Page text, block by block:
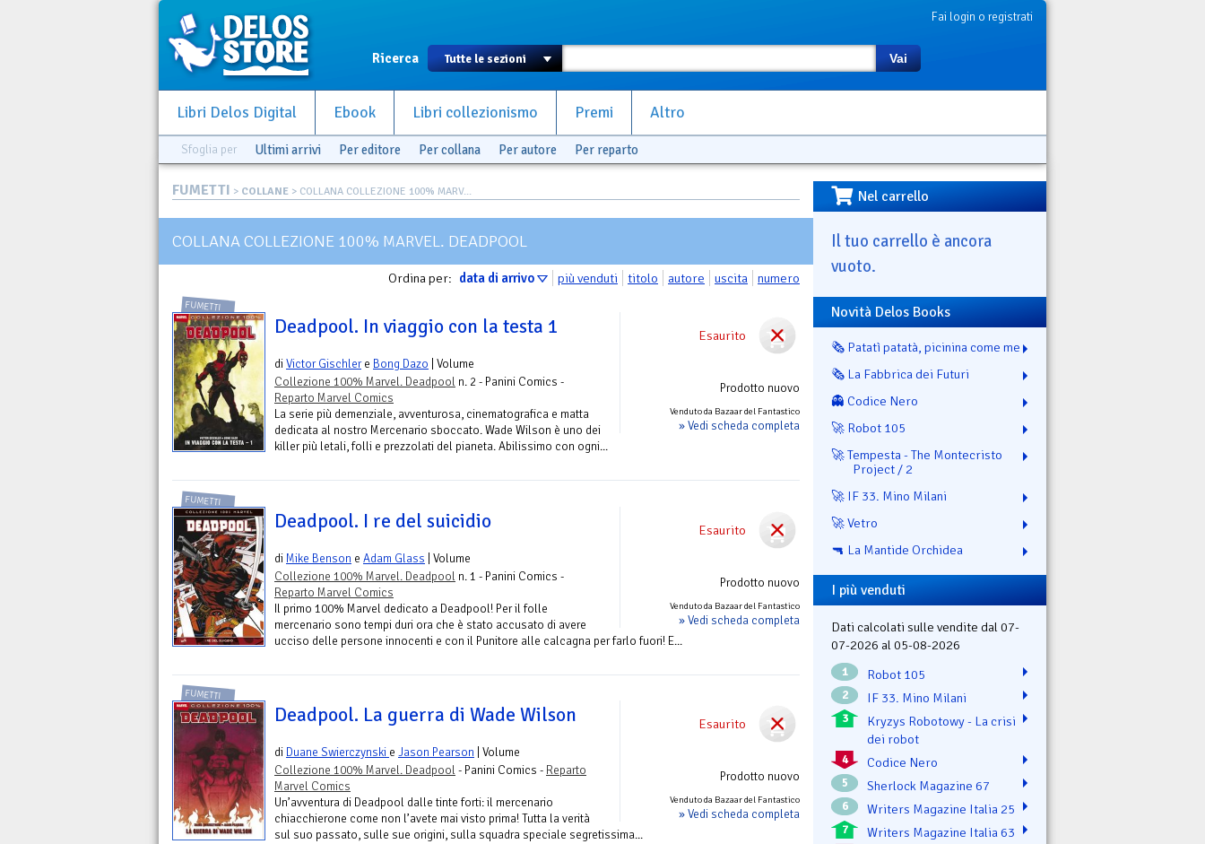
Fai login o registrati
Ricerca Vai
Libri Delos Digital Ebook Libri collezionismo Premi Altro
Sfoglia per Ultimi arrivi Per editore Per collana Per autore Per reparto
FUMETTI > COLLANE > COLLANA COLLEZIONE 100% MARV...
COLLANA COLLEZIONE 100% MARVEL. DEADPOOL
Ordina per: data di arrivo più venduti titolo autore uscita numero
Esaurito
Prodotto nuovo
Venduto da Bazaar del Fantastico
» Vedi scheda completa
FUMETTI
Deadpool. In viaggio con la testa 1
diVictor Gischlere Bong Dazo | Volume
Collezione 100% Marvel. Deadpool n. 2 - Panini Comics -
Reparto Marvel Comics
La serie più demenziale, avventurosa, cinematografica e matta
dedicata al nostro Mercenario sboccato. Wade Wilson è uno dei
killer più letali, folli e prezzolati del pianeta. Abilissimo con ogni...
Esaurito
Prodotto nuovo
Venduto da Bazaar del Fantastico
» Vedi scheda completa
FUMETTI
Deadpool. I re del suicidio
di Mike Benson e Adam Glass | Volume
Collezione 100% Marvel. Deadpool n. 1 - Panini Comics -
Reparto Marvel Comics
Il primo 100% Marvel dedicato a Deadpool! Per il folle
mercenario sono tempi duri ora che è stato accusato di avere
ucciso delle persone innocenti e con il Punitore alle calcagna per farlo fuori! E...
Esaurito
Prodotto nuovo
Venduto da Bazaar del Fantastico
» Vedi scheda completa
FUMETTI
Deadpool. La guerra di Wade Wilson
di Duane Swierczynski e Jason Pearson | Volume
Collezione 100% Marvel. Deadpool - Panini Comics - Reparto
Marvel Comics
Un’avventura di Deadpool dalle tinte forti: il mercenario
chiacchierone come non l’avete mai visto prima! Tutta la verità
sul suo passato, sulle sue origini, sulla squadra speciale segretissima...
Nel carrello
Il tuo carrello è ancora
vuoto.
Novità Delos Books
🗞️ Patatì patatà, picinina come me
🗞️ La Fabbrica dei Futuri
👻 Codice Nero
🚀 Robot 105
🚀 Tempesta - The Montecristo
Project / 2
🚀 IF 33. Mino Milani
🚀 Vetro
🔫 La Mantide Orchidea
I più venduti
Dati calcolati sulle vendite dal 07-
07-2026 al 05-08-2026
1 Robot 105
2 IF 33. Mino Milani
3
Kryzys Robotowy - La crisi
dei robot
4 Codice Nero
5 Sherlock Magazine 67
6 Writers Magazine Italia 25
7 Writers Magazine Italia 63